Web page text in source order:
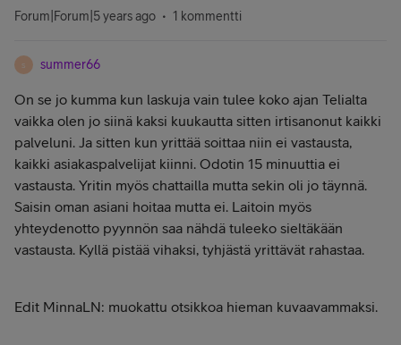
Forum|Forum|5 years ago 1 kommentti
S summer66
On se jo kumma kun laskuja vain tulee koko ajan Telialta
vaikka olen jo siinä kaksi kuukautta sitten irtisanonut kaikki
palveluni. Ja sitten kun yrittää soittaa niin ei vastausta,
kaikki asiakaspalvelijat kiinni. Odotin 15 minuuttia ei
vastausta. Yritin myös chattailla mutta sekin oli jo täynnä.
Saisin oman asiani hoitaa mutta ei. Laitoin myös
yhteydenotto pyynnön saa nähdä tuleeko sieltäkään
vastausta. Kyllä pistää vihaksi, tyhjästä yrittävät rahastaa.
Edit MinnaLN: muokattu otsikkoa hieman kuvaavammaksi.